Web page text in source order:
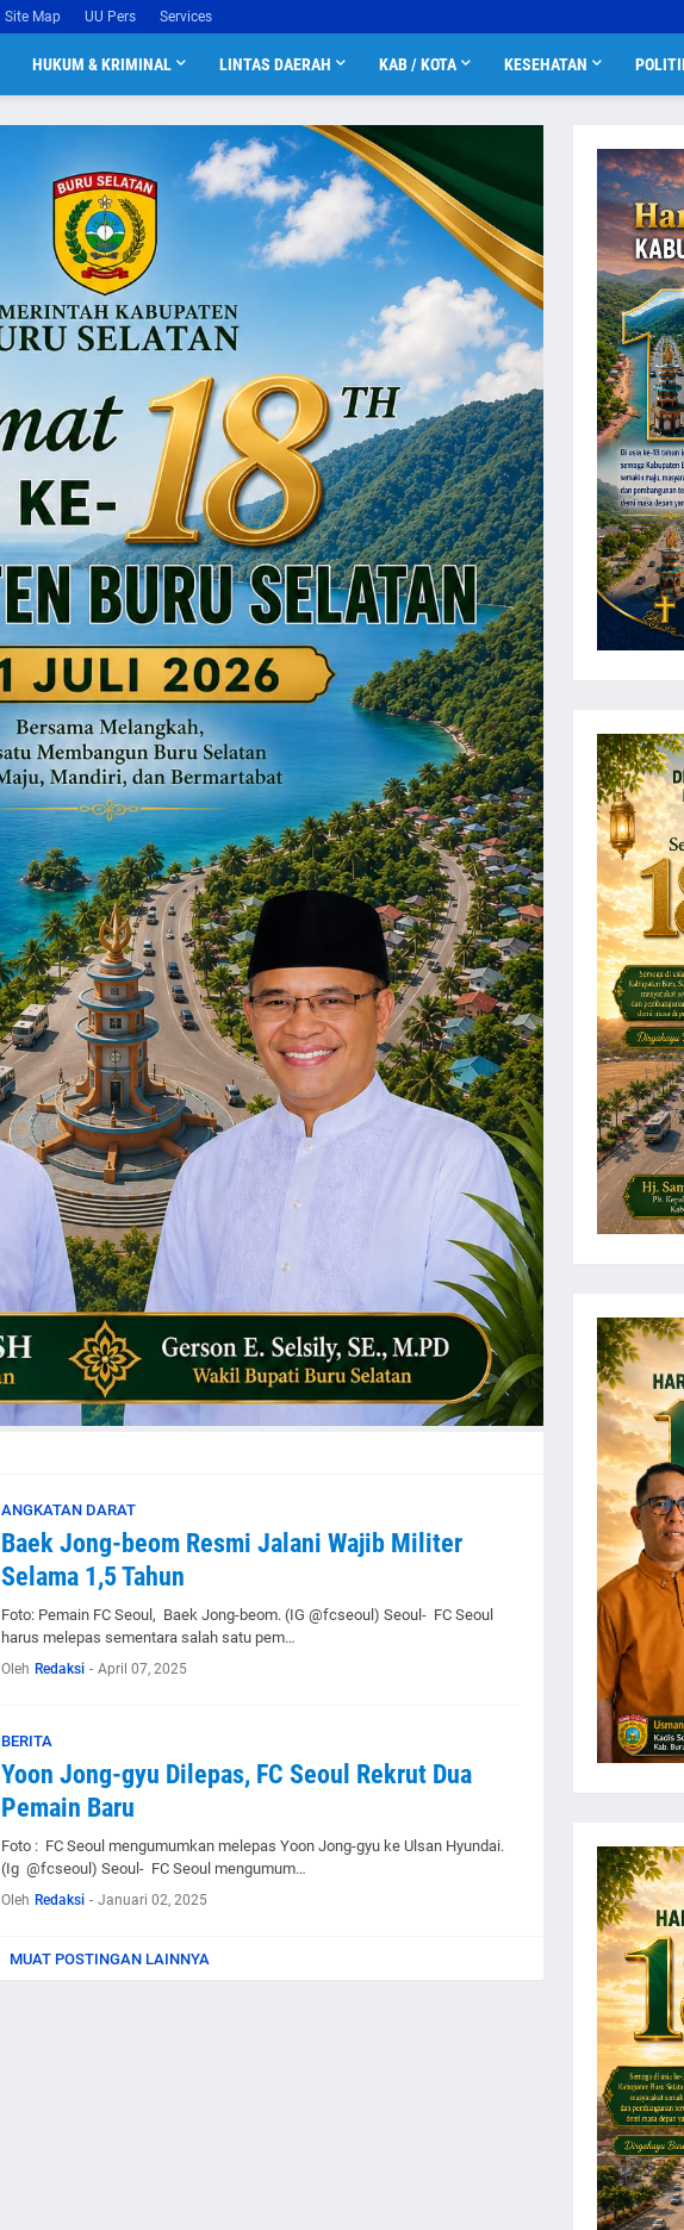
Site Map UU Pers Services
HUKUM & KRIMINAL LINTAS DAERAH KAB / KOTA KESEHATAN
ANGKATAN DARAT
Baek Jong-beom Resmi Jalani Wajib Militer
Selama 1,5 Tahun
Foto: Pemain FC Seoul, Baek Jong-beom. (IG @fcseoul) Seoul- FC Seoul
harus melepas sementara salah satu pem…
Oleh Redaksi - April 07, 2025
BERITA
Yoon Jong-gyu Dilepas, FC Seoul Rekrut Dua
Pemain Baru
Foto : FC Seoul mengumumkan melepas Yoon Jong-gyu ke Ulsan Hyundai.
(Ig @fcseoul) Seoul- FC Seoul mengumum…
Oleh Redaksi - Januari 02, 2025
MUAT POSTINGAN LAINNYA